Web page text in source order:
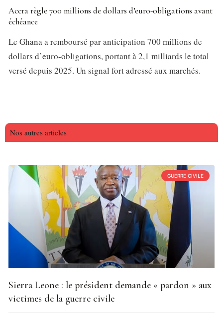
Accra règle 700 millions de dollars d’euro-obligations avant
échéance
Le Ghana a remboursé par anticipation 700 millions de
dollars d’euro-obligations, portant à 2,1 milliards le total
versé depuis 2025. Un signal fort adressé aux marchés.
Nos autres articles
GUERRE CIVILE
Sierra Leone : le président demande « pardon » aux
victimes de la guerre civile